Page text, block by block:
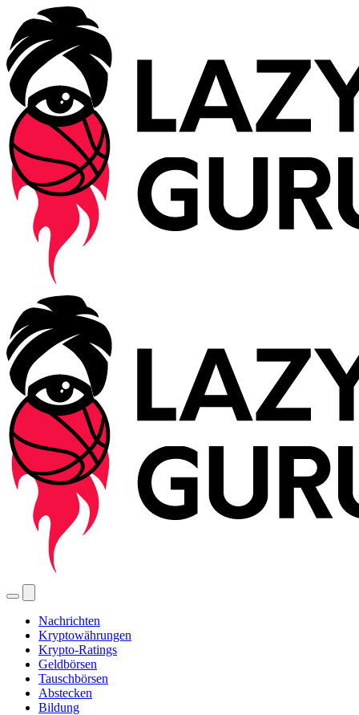
Nachrichten
Kryptowährungen
Krypto-Ratings
Geldbörsen
Tauschbörsen
Abstecken
Bildung